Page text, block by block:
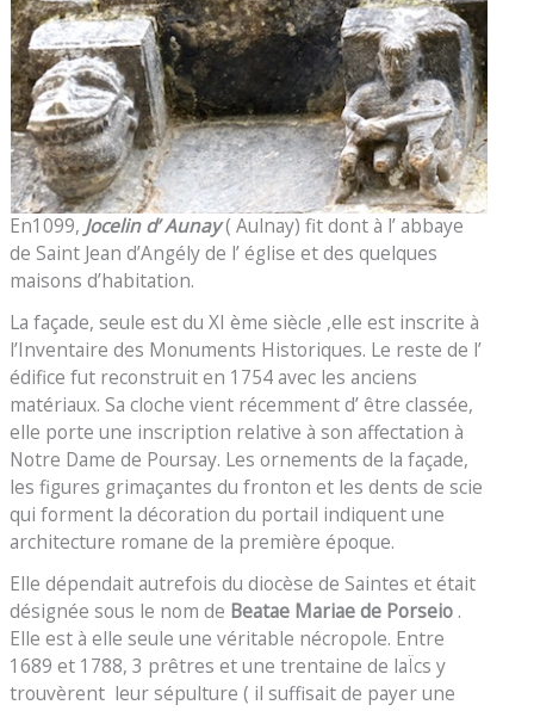
En1099, Jocelin d’ Aunay( Aulnay) fit dont à l’ abbaye
de Saint Jean d’Angély de l’ église et des quelques
maisons d’habitation.
La façade, seule est du XI ème siècle ,elle est inscrite à
l’Inventaire des Monuments Historiques. Le reste de l’
édifice fut reconstruit en 1754 avec les anciens
matériaux. Sa cloche vient récemment d’ être classée,
elle porte une inscription relative à son affectation à
Notre Dame de Poursay. Les ornements de la façade,
les figures grimaçantes du fronton et les dents de scie
qui forment la décoration du portail indiquent une
architecture romane de la première époque.
Elle dépendait autrefois du diocèse de Saintes et était
désignée sous le nom de Beatae Mariae de Porseio .
Elle est à elle seule une véritable nécropole. Entre
1689 et 1788, 3 prêtres et une trentaine de laÏcs y
trouvèrent leur sépulture ( il suffisait de payer une